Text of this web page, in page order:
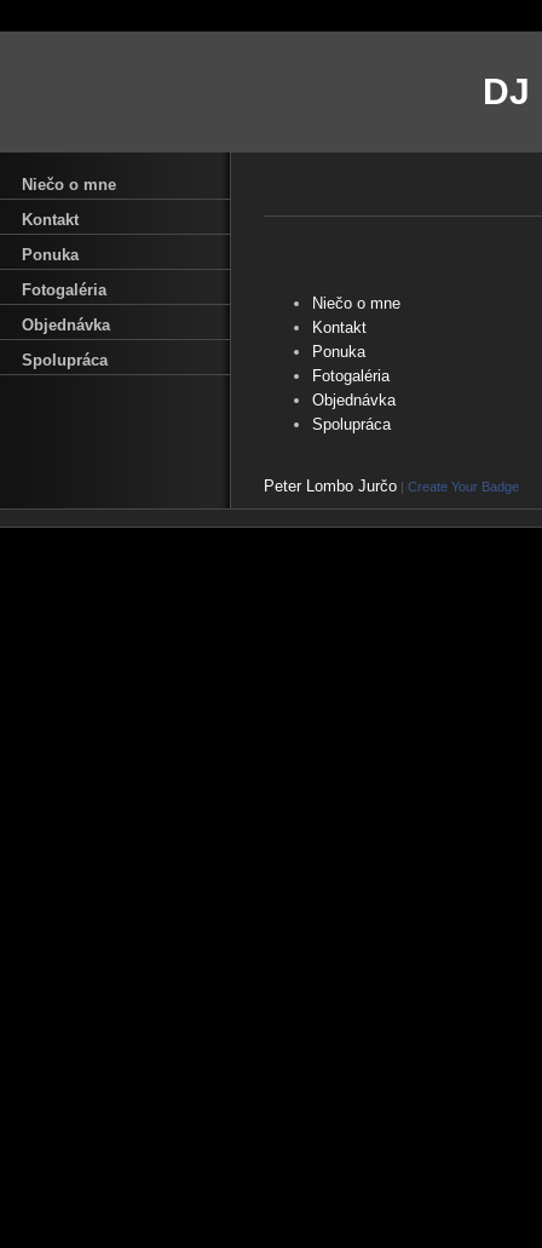
DJ
Niečo o mne
Kontakt
Ponuka
Fotogaléria
Objednávka
Spolupráca
Peter Lombo Jurčo | Create Your Badge
Niečo o mne
Kontakt
Ponuka
Fotogaléria
Objednávka
Spolupráca